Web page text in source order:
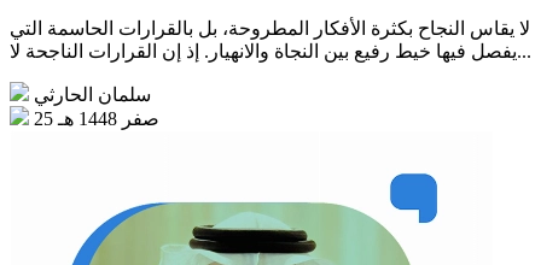
لا يقاس النجاح بكثرة الأفكار المطروحة، بل بالقرارات الحاسمة التي
يفصل فيها خيط رفيع بين النجاة والانهيار. إذ إن القرارات الناجحة لا...
سلمان الحارثي
25 صفر 1448 هـ